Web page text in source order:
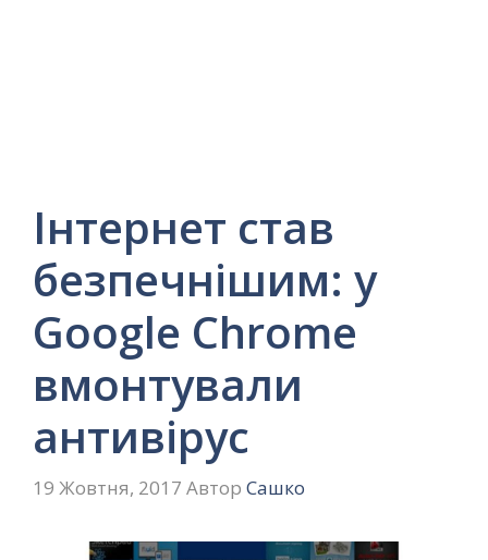
Інтернет став
безпечнішим: у
Google Chrome
вмонтували
антивірус
19 Жовтня, 2017 Автор Сашко